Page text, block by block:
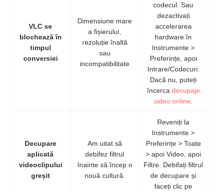
Pasul 3.
VLC se
blochează în
timpul
conversiei
Dimensiune mare
a fișierului,
rezoluție înaltă
sau
incompatibilitate
codecul. Sau
dezactivați
accelerarea
hardware în
Instrumente >
Preferințe, apoi
Intrare/Codecuri.
Dacă nu, puteți
încerca decupaje
video online
Decupare
aplicată
videoclipului
greșit
Am uitat să
debifez filtrul
înainte să încep o
nouă cultură.
Reveniți la
Instrumente >
Preferințe > Toate
> apoi Video, apoi
Filtre. Debifați filtrul
de decupare și
faceți clic pe